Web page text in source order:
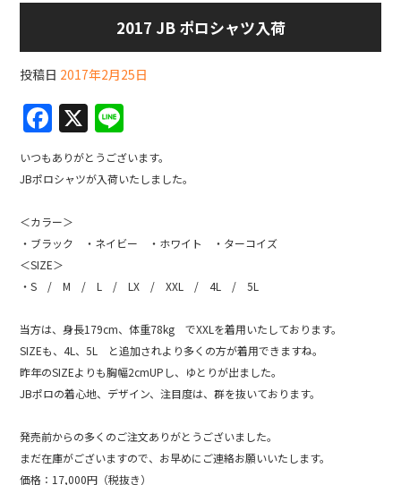
2017 JB ポロシャツ入荷
投稿日 2017年2月25日
F
a
c
b
o
o
k
X
n
e
いつもありがとうございます。
JBポロシャツが入荷いたしました。
＜カラー＞
・ブラック ・ネイビー ・ホワイト ・ターコイズ
＜SIZE＞
・S / M / L / LX / XXL / 4L / 5L
当方は、身長179cm、体重78kg でXXLを着用いたしております。
SIZEも、4L、5L と追加されより多くの方が着用できますね。
昨年のSIZEよりも胸幅2cmUPし、ゆとりが出ました。
JBポロの着心地、デザイン、注目度は、群を抜いております。
発売前からの多くのご注文ありがとうございました。
まだ在庫がございますので、お早めにご連絡お願いいたします。
価格：17,000円（税抜き）